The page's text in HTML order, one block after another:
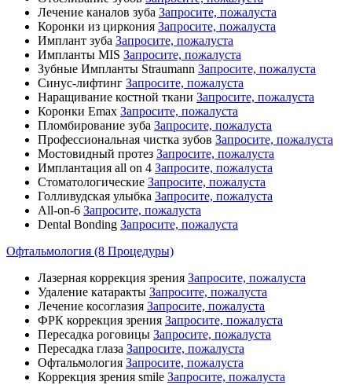
Лечение каналов зуба Запросите, пожалуста
Коронки из циркония Запросите, пожалуста
Имплант зуба Запросите, пожалуста
Импланты MIS Запросите, пожалуста
Зубные Импланты Straumann Запросите, пожалуста
Синус-лифтинг Запросите, пожалуста
Наращивание костной ткани Запросите, пожалуста
Коронки Emax Запросите, пожалуста
Пломбирование зуба Запросите, пожалуста
Профессиональная чистка зубов Запросите, пожалуста
Мостовидный протез Запросите, пожалуста
Имплантация all on 4 Запросите, пожалуста
Стоматологические Запросите, пожалуста
Голливудская улыбка Запросите, пожалуста
All-on-6 Запросите, пожалуста
Dental Bonding Запросите, пожалуста
Офтальмология (8 Процедуры)
Лазерная коррекция зрения Запросите, пожалуста
Удаление катаракты Запросите, пожалуста
Лечение косоглазия Запросите, пожалуста
ФРК коррекция зрения Запросите, пожалуста
Пересадка роговицы Запросите, пожалуста
Пересадка глаза Запросите, пожалуста
Офтальмология Запросите, пожалуста
Коррекция зрения smile Запросите, пожалуста